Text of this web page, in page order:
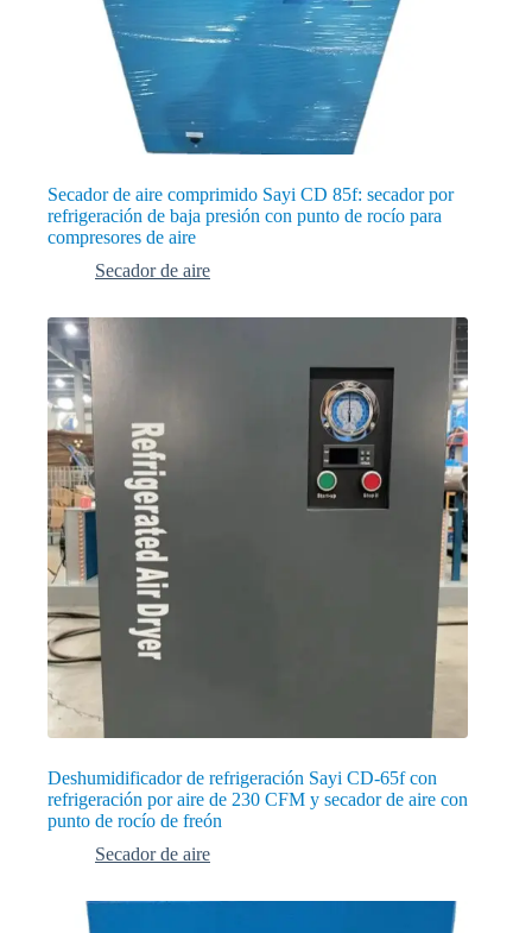
Secador de aire comprimido Sayi CD 85f: secador por
refrigeración de baja presión con punto de rocío para
compresores de aire
Secador de aire
Deshumidificador de refrigeración Sayi CD-65f con
refrigeración por aire de 230 CFM y secador de aire con
punto de rocío de freón
Secador de aire